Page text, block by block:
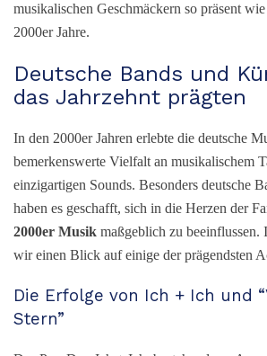
musikalischen Geschmäckern so präsent
2000er Jahre.
Deutsche Bands und
das Jahrzehnt prägten
In den 2000er Jahren erlebte die deutsche
bemerkenswerte Vielfalt an musikalischem
einzigartigen Sounds. Besonders deutsche
haben es geschafft, sich in die Herzen der
2000er Musik maßgeblich zu beeinflussen.
wir einen Blick auf einige der prägendsten
Die Erfolge von Ich + Ich und
Stern”